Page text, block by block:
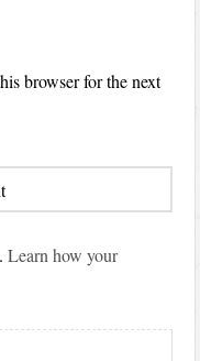
browser for the next
Learn how your